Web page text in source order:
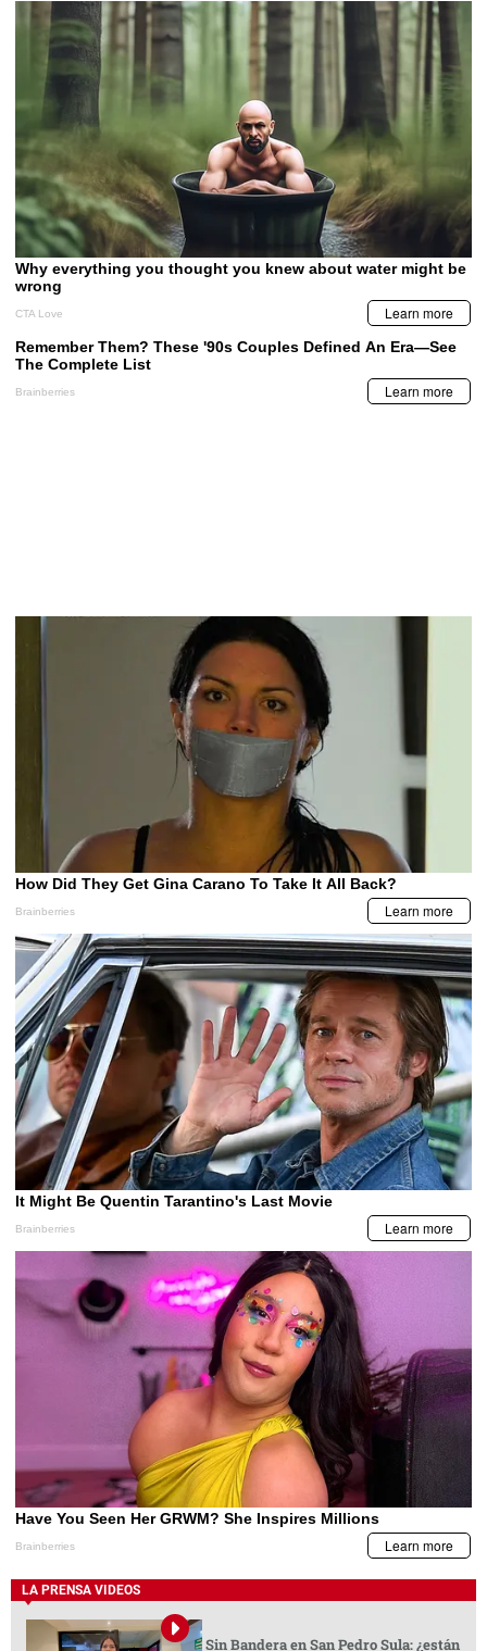
LA PRENSA VIDEOS
Sin Bandera en San Pedro Sula: ¿están